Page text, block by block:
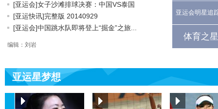
[亚运会]女子沙滩排球决赛：中国VS泰国
[亚运快讯]完整版 20140929
[亚运会]中国跳水队即将登上“掘金”之旅...
编辑：刘岩
亚运会明星追
体育之
亚运星梦想